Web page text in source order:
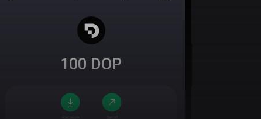
100 DOP